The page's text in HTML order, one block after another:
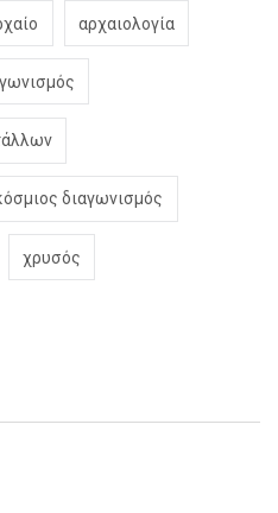
αρχαιολογία
διαγωνισμός
χρυσός